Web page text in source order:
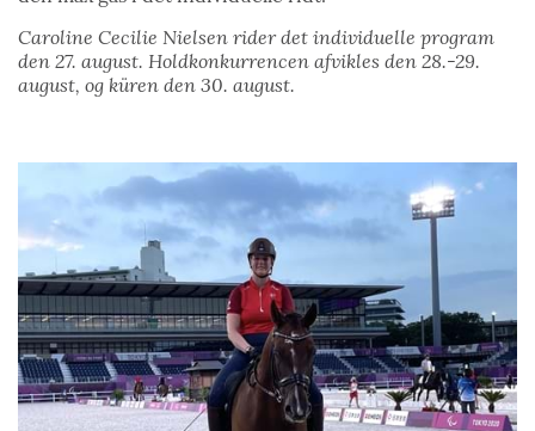
Caroline Cecilie Nielsen rider det individuelle program
den 27. august. Holdkonkurrencen afvikles den 28.-29.
august, og küren den 30. august.